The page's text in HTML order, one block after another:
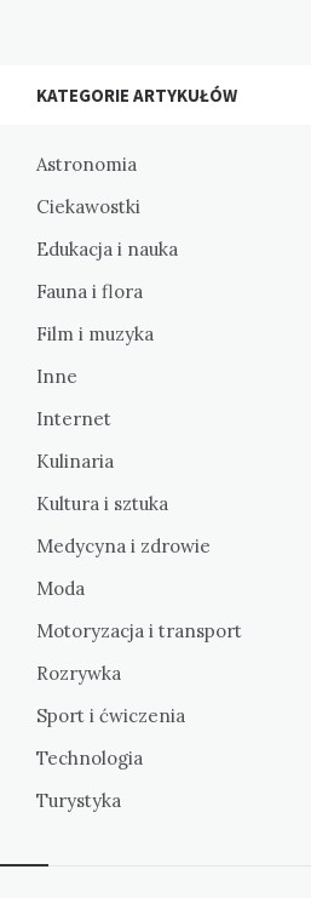
KATEGORIE ARTYKUŁÓW
Astronomia
Ciekawostki
Edukacja i nauka
Fauna i flora
Film i muzyka
Inne
Internet
Kulinaria
Kultura i sztuka
Medycyna i zdrowie
Moda
Motoryzacja i transport
Rozrywka
Sport i ćwiczenia
Technologia
Turystyka